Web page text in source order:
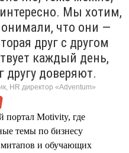
Мы хотим,
что они —
друг с другом
каждый день,
другу доверяют.
HR директор «Adventum»
Motivity, где
темы по бизнесу
и обучающих